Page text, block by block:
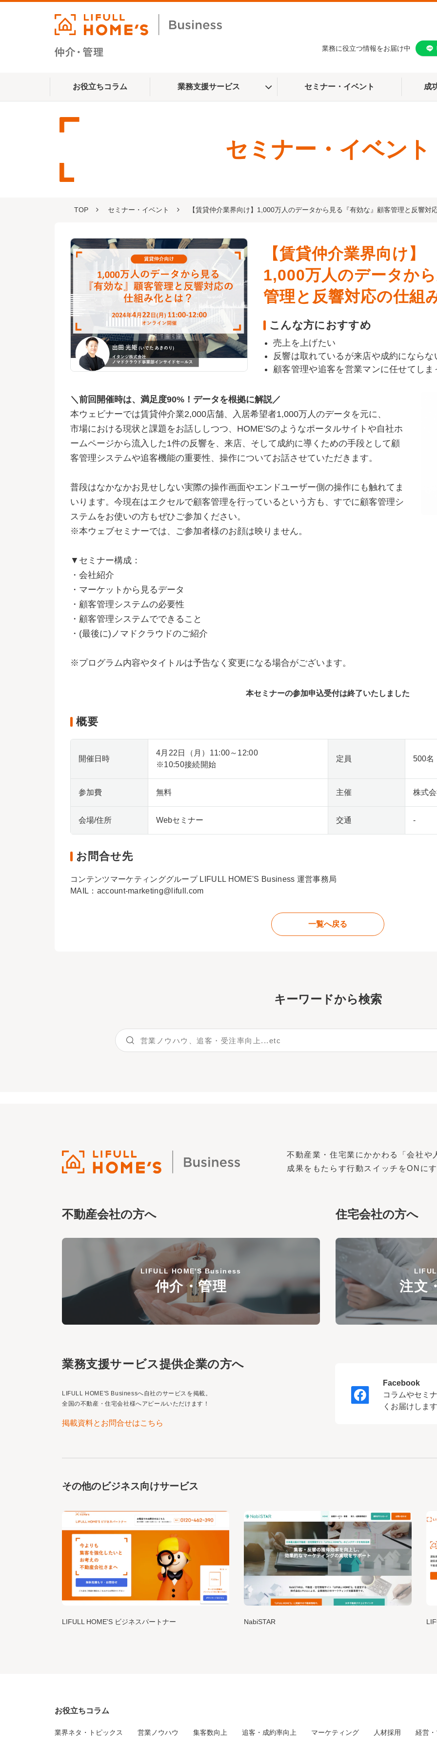
業務に役立つ情報をお届け中
お役立ちコラム 業務支援サービス セミナー・イベント 成
セミナー・イベント
TOP セミナー・イベント 【賃貸仲介業界向け】1,000万人のデータから見る『有効な』顧客管理と反響対
【賃貸仲介業界向け】
1,000万人のデータか
管理と反響対応の仕
こんな方におすすめ
売上を上げたい
反響は取れているが来店や成約にならな
顧客管理や追客を営業マンに任せてしま
＼前回開催時は、満足度90%！データを根拠に解説／
本ウェビナーでは賃貸仲介業2,000店舗、入居希望者1,000万人のデータを元に、
市場における現状と課題をお話ししつつ、HOME’Sのようなポータルサイトや自社ホ
ームページから流入した1件の反響を、来店、そして成約に導くための手段として顧
客管理システムや追客機能の重要性、操作についてお話させていただきます。
普段はなかなかお見せしない実際の操作画面やエンドユーザー側の操作にも触れてま
いります。今現在はエクセルで顧客管理を行っているという方も、すでに顧客管理シ
ステムをお使いの方もぜひご参加ください。
※本ウェブセミナーでは、ご参加者様のお顔は映りません。
▼セミナー構成：
・会社紹介
・マーケットから見るデータ
・顧客管理システムの必要性
・顧客管理システムでできること
・(最後に)ノマドクラウドのご紹介
※プログラム内容やタイトルは予告なく変更になる場合がございます。
本セミナーの参加申込受付は終了いたしました
概要
開催日時
4月22日（月）11:00～12:00
※10:50接続開始
定員 500名
参加費 無料 主催 株式
会場/住所 Webセミナー 交通 -
お問合せ先
コンテンツマーケティンググループ LIFULL HOME'S Business 運営事務局
MAIL： account-marketing@lifull.com
一覧へ戻る
キーワー ドから検索
不動産業・住宅業にかかわる「会社や
成果をもたらす行動スイッチをON に
不動産会社の方へ
LIFULL HOME'S Business
仲介・管理
住宅会社の方へ
注文
業務支援サービス提供企業の方へ
LIFULL HOME'S Businessへ自社のサービスを掲載。
全国の不動産・住宅会社様へアピールいただけます！
掲載資料とお問合せはこちら
Facebook
コラムやセミ
くお届けします
その他のビジネス向けサービス
LIFULL HOME'S ビジネスパートナー NabiSTAR
お役立ちコラム
業界ネタ・トピックス 営業ノウハウ 集客数向上 追客・成約率向上 マーケティング 人材採用 経営